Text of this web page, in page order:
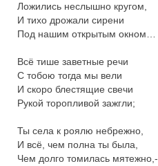
Ложились неслышно кругом,
И тихо дрожали сирени
Под нашим открытым окном…
Всё тише заветные речи
С тобою тогда мы вели
И скоро блестящие свечи
Рукой торопливой зажгли;
Ты села к роялю небрежно,
И всё, чем полна ты была,
Чем долго томилась мятежно,-